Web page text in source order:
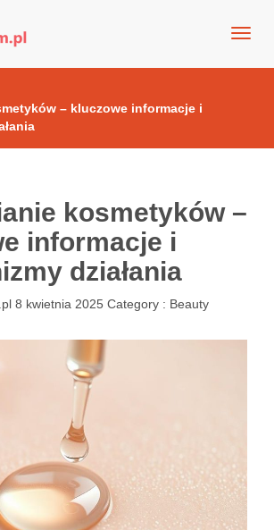
– kluczowe informacje i
kosmetyków –
informacje i
działania
8 kwietnia 2025 Category : Beauty